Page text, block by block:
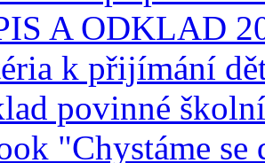
A ODKLAD
k přijímání
povinné
"Chystáme